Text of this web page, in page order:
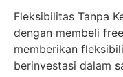
Fleksibilitas Tanpa
dengan membeli
memberikan
berinvestasi dalam